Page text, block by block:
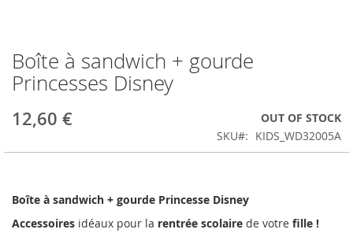
Skip
to
the
of
images
Boîte à sandwich + gourde
Princesses Disney
12,60 €
OUT OF STOCK
SKU
KIDS_WD32005A
Boîte à sandwich + gourde Princesse Disney
Accessoires idéaux pour la rentrée scolaire de votre fille !